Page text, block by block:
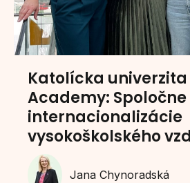
Katolícka
Academy:
internacionalizácie
vysokoškolského
Jana Chynoradská